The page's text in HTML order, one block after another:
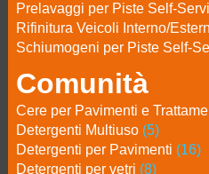
Prelavaggi per Piste Self-
Rifinitura Veicoli Interno/
Schiumogeni per Piste Self-
Comunità
Cere per Pavimenti e
Detergenti Multiuso (5)
Detergenti per Pavimenti (16)
Detergenti per vetri (8)